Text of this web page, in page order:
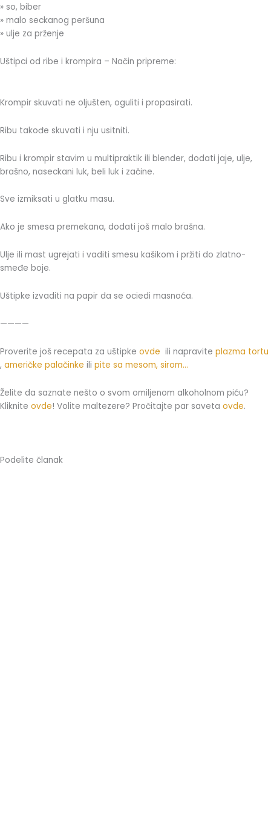
» so, biber
» malo seckanog peršuna
» ulje za prženje
Uštipci od ribe i krompira – Način pripreme:
Krompir skuvati ne oljušten, oguliti i propasirati.
Ribu takođe skuvati i nju usitniti.
Ribu i krompir stavim u multipraktik ili blender, dodati jaje, ulje,
brašno, naseckani luk, beli luk i začine.
Sve izmiksati u glatku masu.
Ako je smesa premekana, dodati još malo brašna.
Ulje ili mast ugrejati i vaditi smesu kašikom i pržiti do zlatno-
smeđe boje.
Uštipke izvaditi na papir da se ociedi masnoća.
————
Proverite još recepata za uštipke ovde ili napravite plazma tortu
, američke palačinke ili pite sa mesom, sirom…
Želite da saznate nešto o svom omiljenom alkoholnom piću?
Kliknite ovde! Volite maltezere? Pročitajte par saveta ovde.
Podelite članak